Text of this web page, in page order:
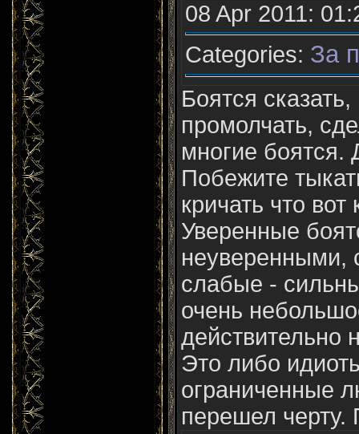
08 Apr 2011:
Categories: За
Боятся сказать,
промолчать,
многие боятся.
Побежите
кричать что
Уверенные
неуверенными,
слабые -
очень
действительно
Это либо
ограниченные
перешел черту.